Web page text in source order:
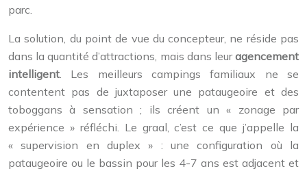
parc.
La solution, du point de vue du concepteur, ne réside pas
dans la quantité d’attractions, mais dans leuragencement
intelligent. Les meilleurs campings familiaux ne se
contentent pas de juxtaposer une pataugeoire et des
toboggans à sensation ; ils créent un « zonage par
expérience » réfléchi. Le graal, c’est ce que j’appelle la
« supervision en duplex » : une configuration où la
pataugeoire ou le bassin pour les 4-7 ans est adjacent et